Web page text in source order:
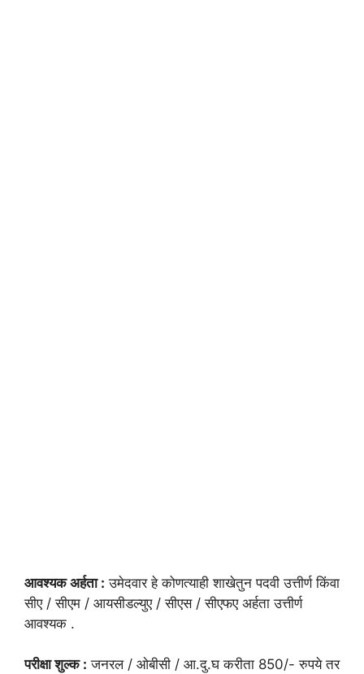
आवश्यक अर्हता : उमेदवार हे कोणत्याही शाखेतुन पदवी उत्तीर्ण किंवा
सीए / सीएम / आयसीडल्युए / सीएस / सीएफए अर्हता उत्तीर्ण
आवश्यक .
परीक्षा शुल्क : जनरल / ओबीसी / आ.दु.घ करीता 850/- रुपये तर